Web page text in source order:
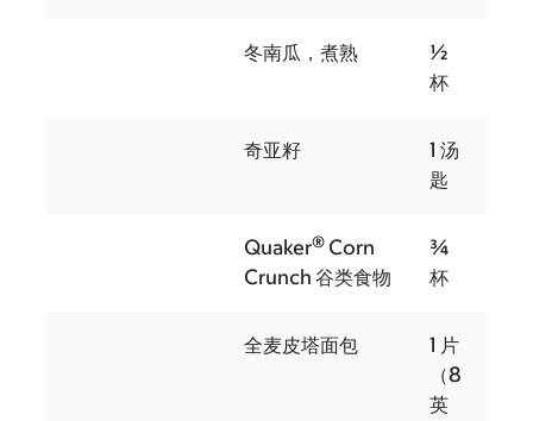
冬南瓜，煮熟
½
杯
奇亚籽
1 汤
匙
Quaker® Corn
Crunch 谷类食物
¾
杯
全麦皮塔面包
1 片
（8
英